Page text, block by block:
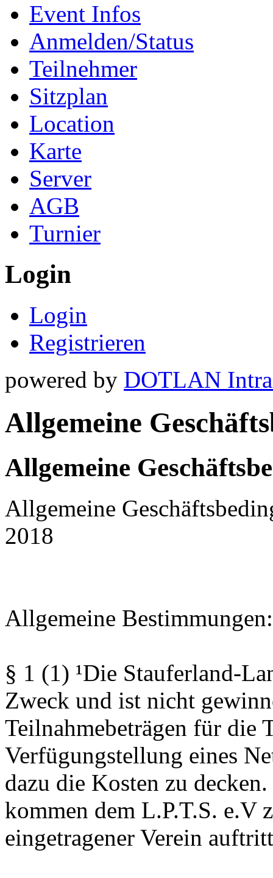
Event Infos
Anmelden/Status
Teilnehmer
Sitzplan
Location
Karte
Server
AGB
Turnier
Login
Login
Registrieren
powered by DOTLAN
Allgemeine
Allgemeine
Allgemeine
2018
Allgemeine Bestimmungen:
§ 1 (1) ¹Die Stauferland-
Zweck und ist nicht
Teilnahmebeträgen für die
Verfügungstellung eines
dazu die Kosten zu
kommen dem L.P.T.S. e.V
eingetragener Verein